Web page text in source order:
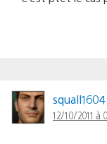
squall1604
12/10/2011 à